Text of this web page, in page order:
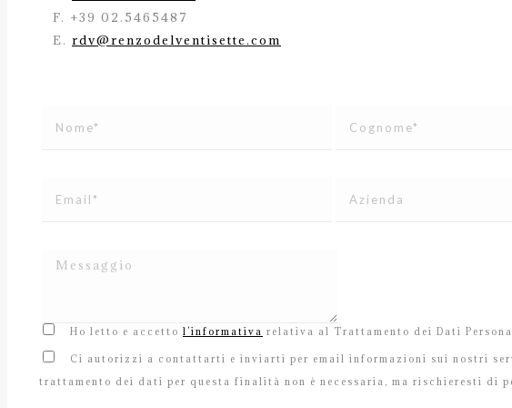
F. +39 02.5465487
E. rdv@renzodelventisette.com
Ho letto e accetto l’informativa relativa al Trattamento dei Dati
Ci autorizzi a contattarti e inviarti per email informazioni sui nostri
trattamento dei dati per questa finalità non è necessaria, ma rischieresti di